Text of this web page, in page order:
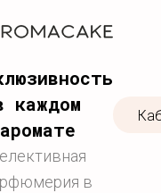
каждом
аромате
в